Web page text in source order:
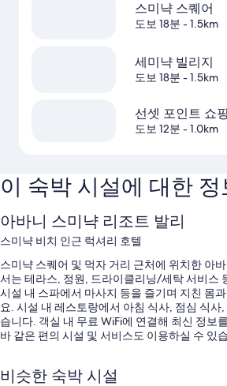
스미냑 스퀘어
도보 18분 - 1.5km
세미냑 빌리지
도보 18분 - 1.5km
선셋 포인트 쇼
도보 12분 - 1.0km
이 숙박 시설에 대한 정
아바니 스미냑 리조트 발리
스미냑 비치 인근 럭셔리 호텔
스미냑 스퀘어 및 먹자 거리 근처에 위치한 아
서는 테라스, 정원, 드라이클리닝/세탁 서비스
시설 내 스파에서 마사지 등을 즐기며 지친 몸
요. 시설 내 레스토랑에서 아침 식사, 점심 식사
습니다. 객실 내 무료 WiFi에 연결해 최신 정보
바 같은 편의 시설 및 서비스도 이용하실 수 있
니다.
비슷한 숙박 시설